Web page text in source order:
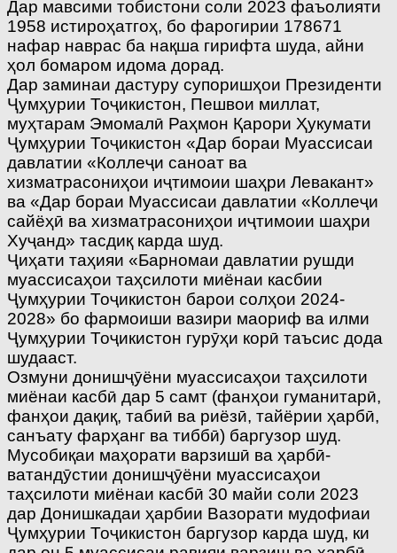
Дар мавсими тобистони соли 2023 фаъолияти
1958 истироҳатгоҳ, бо фарогирии 178671
нафар наврас ба нақша гирифта шуда, айни
ҳол бомаром идома дорад.
Дар заминаи дастуру супоришҳои Президенти
Ҷумҳурии Тоҷикистон, Пешвои миллат,
муҳтарам Эмомалӣ Раҳмон Қарори Ҳукумати
Ҷумҳурии Тоҷикистон «Дар бораи Муассисаи
давлатии «Коллеҷи саноат ва
хизматрасониҳои иҷтимоии шаҳри Левакант»
ва «Дар бораи Муассисаи давлатии «Коллеҷи
сайёҳӣ ва хизматрасониҳои иҷтимоии шаҳри
Хуҷанд» тасдиқ карда шуд.
Ҷиҳати таҳияи «Барномаи давлатии рушди
муассисаҳои таҳсилоти миёнаи касбии
Ҷумҳурии Тоҷикистон барои солҳои 2024-
2028» бо фармоиши вазири маориф ва илми
Ҷумҳурии Тоҷикистон гурӯҳи корӣ таъсис дода
шудааст.
Озмуни донишҷӯёни муассисаҳои таҳсилоти
миёнаи касбӣ дар 5 самт (фанҳои гуманитарӣ,
фанҳои дақиқ, табиӣ ва риёзӣ, тайёрии ҳарбӣ,
санъату фарҳанг ва тиббӣ) баргузор шуд.
Мусобиқаи маҳорати варзишӣ ва ҳарбӣ-
ватандӯстии донишҷӯёни муассисаҳои
таҳсилоти миёнаи касбӣ 30 майи соли 2023
дар Донишкадаи ҳарбии Вазорати мудофиаи
Ҷумҳурии Тоҷикистон баргузор карда шуд, ки